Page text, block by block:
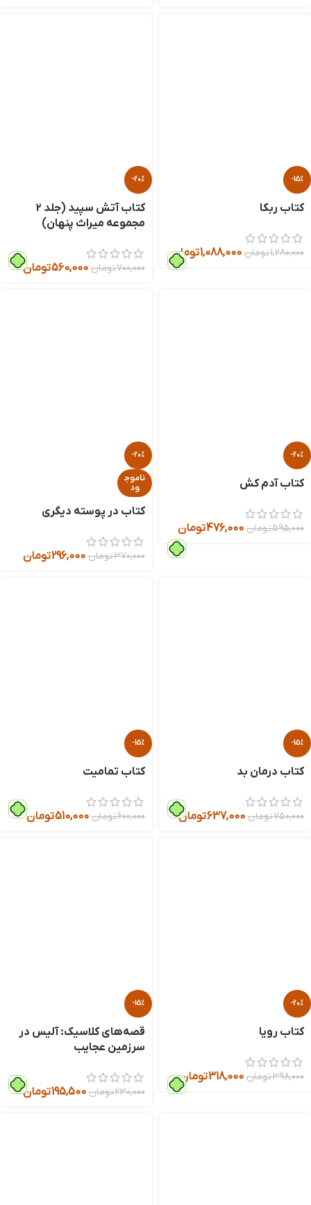
-15%
کتاب ربکا
1,280,000تومان 1,088,000تومان
-20%
کتاب آتش سپید (جلد 2
مجموعه میراث پنهان)
700,000تومان 560,000تومان
-20%
کتاب آدم کش
595,000تومان 476,000تومان
-20%
ناموج
ود
کتاب در پوسته دیگری
370,000تومان 296,000تومان
-15%
کتاب درمان بد
750,000تومان 637,000تومان
-15%
کتاب تمامیت
600,000تومان 510,000تومان
-20%
کتاب رویا
398,000تومان 318,000تومان
-15%
قصه‌های کلاسیک: آلیس در
سرزمین عجایب
230,000تومان 195,500تومان